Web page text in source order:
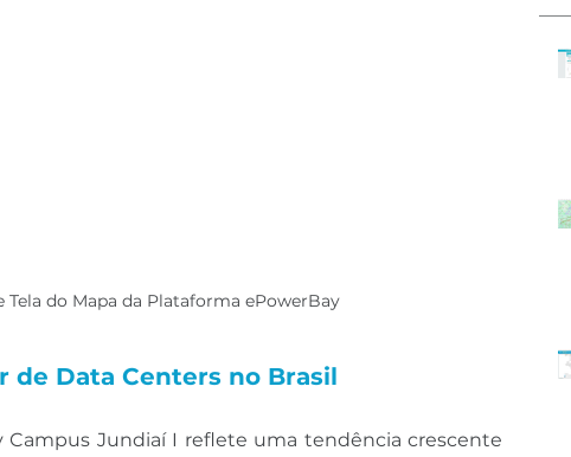
Tela do Mapa da Plataforma ePowerBay
de Data Centers no Brasil
Campus Jundiaí I reflete uma tendência crescente